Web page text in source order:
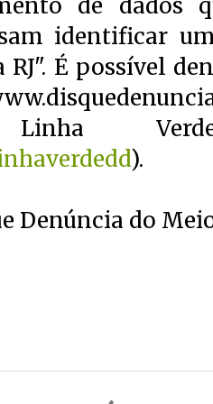
de dados
identificar
RJ". É possível
).
Denúncia do